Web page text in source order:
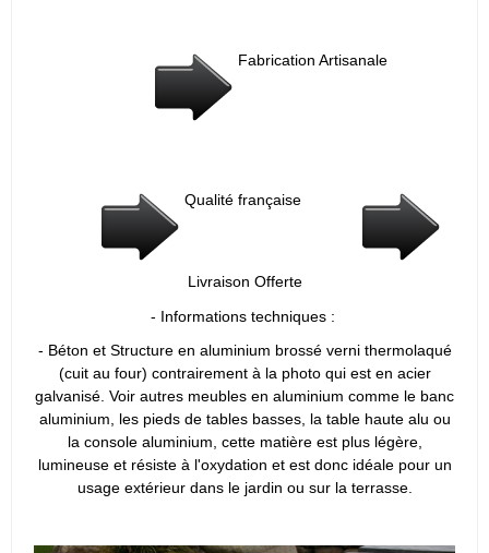
Fabrication Artisanale
Qualité française
Livraison Offerte
- Informations techniques :
- Béton et Structure en aluminium brossé verni thermolaqué
(cuit au four) contrairement à la photo qui est en acier
galvanisé. Voir autres meubles en aluminium comme le banc
aluminium, les pieds de tables basses, la table haute alu ou
la console aluminium, cette matière est plus légère,
lumineuse et résiste à l'oxydation et est donc idéale pour un
usage extérieur dans le jardin ou sur la terrasse.